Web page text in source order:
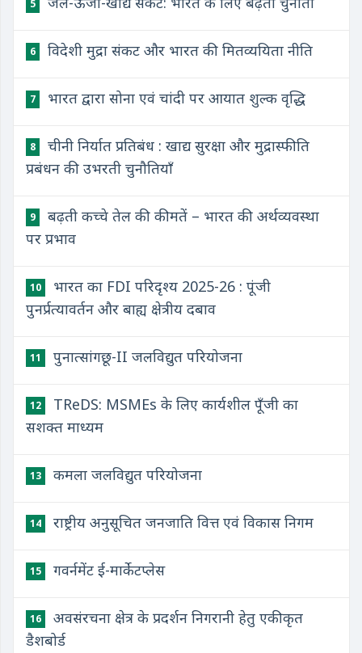
5
6 विदेशी मुद्रा संकट और भारत की मितव्ययिता नीति
7 भारत द्वारा सोना एवं चांदी पर आयात शुल्क वृद्धि
8
चीनी निर्यात प्रतिबंध : खाद्य सुरक्षा और मुद्रास्फीति
प्रबंधन की उभरती चुनौतियाँ
9
बढ़ती कच्चे तेल की कीमतें – भारत की अर्थव्यवस्था
पर प्रभाव
10
भारत का FDI परिदृश्य 2025-26 : पूंजी
पुनर्प्रत्यावर्तन और बाह्य क्षेत्रीय दबाव
11 पुनात्सांगछू-II जलविद्युत परियोजना
12
TReDS: MSMEs के लिए कार्यशील पूँजी का
सशक्त माध्यम
13 कमला जलविद्युत परियोजना
14 राष्ट्रीय अनुसूचित जनजाति वित्त एवं विकास निगम
15 गवर्नमेंट ई-मार्केटप्लेस
16
अवसंरचना क्षेत्र के प्रदर्शन निगरानी हेतु एकीकृत
डैशबोर्ड